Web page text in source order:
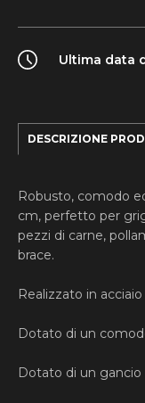
Ultima data
DESCRIZIONE
Robusto, comodo
cm, perfetto per
pezzi di carne,
brace.
Realizzato in
Dotato di un
Dotato di un gancio